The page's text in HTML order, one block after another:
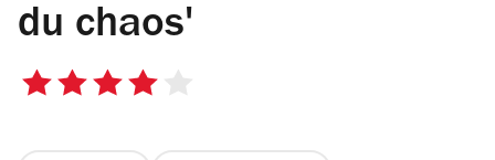
du chaos'
4